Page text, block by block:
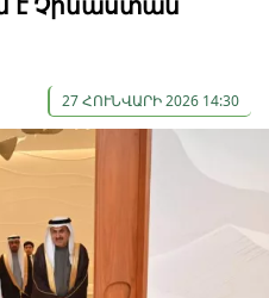
27 ՀՈՒՆՎԱՐԻ 2026 14:30